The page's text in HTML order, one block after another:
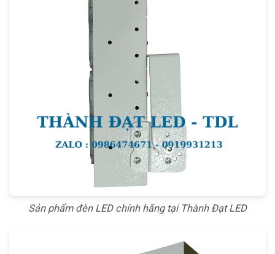
Sản phẩm đèn LED chính hãng tại Thành Đạt LED